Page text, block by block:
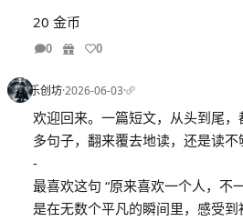
20 金币
0 0
乐创坊·2026-06-03·
欢迎回来。一篇短文，从头到尾
多句子，翻来覆去地读，还是读不
-
最喜欢这句 “原来喜欢一个人，不
是在无数个平凡的瞬间里，感受